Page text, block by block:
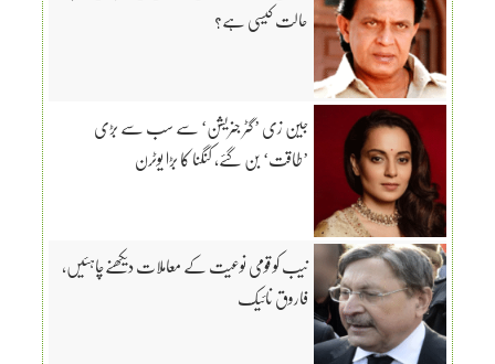
حالت کیسی ہے؟
جین زی ’گٹر جنریشن‘ سے سب سے بڑی
’طاقت‘ بن گئے، کنگنا کا بڑا یوٹرن
نیب کو قومی نوعیت کے معاملات دیکھنےچاہئیں،
فاروق نائیک